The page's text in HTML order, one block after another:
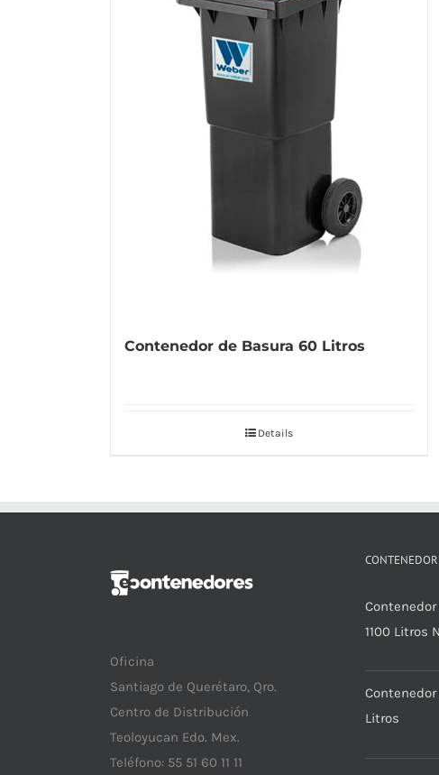
Contenedor de Basura 60 Litros
Details
Oficina
Santiago de Querétaro, Qro.
Centro de Distribución
Teoloyucan Edo. Mex.
Teléfono: 55 51 60 11 11
1100 Litros
Litros